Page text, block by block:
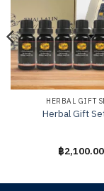
HERBAL GIFT
Herbal Gift
ให้
ตั้งแต่
฿2,100.00